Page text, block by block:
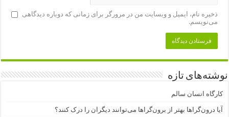
ذخیره نام، ایمیل و وبسایت من در مرورگر برای زمانی که دوباره دیدگاهی
می‌نویسم.
نوشته‌های تازه
کارگاه انسان سالم
آیا درون‌گراها بهتر از برون‌گراها می‌توانند دیگران را درک کنند؟